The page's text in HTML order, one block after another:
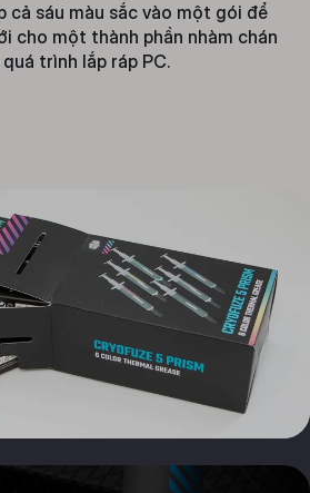
cả sáu màu sắc vào một gói để
cho một thành phần nhàm chán
trình lắp ráp PC.